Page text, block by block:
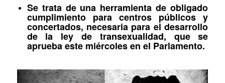
Se trata de una herramienta de obligado
cumplimiento para centros públicos y
concertados, necesaria para el desarrollo
de la ley de transexualidad, que se
aprueba este miércoles en el Parlamento.